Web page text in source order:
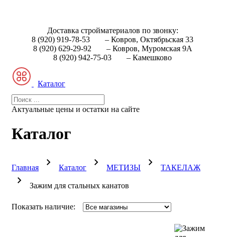
Доставка стройматериалов по звонку:
8 (920) 919-78-53
– Ковров, Октябрьская 33
8 (920) 629-29-92
– Ковров, Муромская 9А
8 (920) 942-75-03
– Камешково
Каталог
Актуальные цены и остатки на сайте
Каталог
Главная Каталог МЕТИЗЫ ТАКЕЛАЖ
Зажим для стальных канатов
Показать наличие: